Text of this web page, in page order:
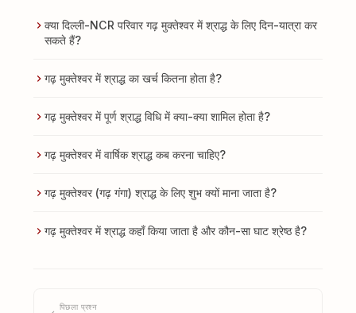
क्या दिल्ली-NCR परिवार गढ़ मुक्तेश्वर में श्राद्ध के लिए दिन-यात्रा कर
सकते हैं?
गढ़ मुक्तेश्वर में श्राद्ध का खर्च कितना होता है?
गढ़ मुक्तेश्वर में पूर्ण श्राद्ध विधि में क्या-क्या शामिल होता है?
गढ़ मुक्तेश्वर में वार्षिक श्राद्ध कब करना चाहिए?
गढ़ मुक्तेश्वर (गढ़ गंगा) श्राद्ध के लिए शुभ क्यों माना जाता है?
गढ़ मुक्तेश्वर में श्राद्ध कहाँ किया जाता है और कौन-सा घाट श्रेष्ठ है?
पिछला प्रश्न